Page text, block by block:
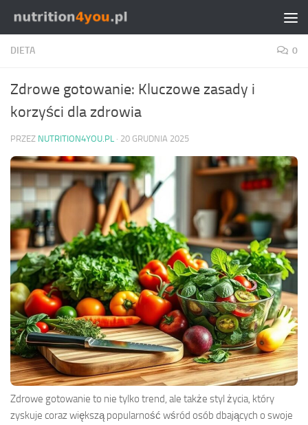
Przejdź do treści
DIETA 0
Zdrowe gotowanie: Kluczowe zasady i
korzyści dla zdrowia
PRZEZ NUTRITION4YOU.PL · 20 GRUDNIA 2025
Zdrowe gotowanie to nie tylko trend, ale także styl życia, który
zyskuje coraz większą popularność wśród osób dbających o swoje